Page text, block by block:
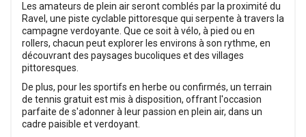
Les amateurs de plein air seront comblés par la proximité du
Ravel, une piste cyclable pittoresque qui serpente à travers la
campagne verdoyante. Que ce soit à vélo, à pied ou en
rollers, chacun peut explorer les environs à son rythme, en
découvrant des paysages bucoliques et des villages
pittoresques.
De plus, pour les sportifs en herbe ou confirmés, un terrain
de tennis gratuit est mis à disposition, offrant l'occasion
parfaite de s'adonner à leur passion en plein air, dans un
cadre paisible et verdoyant.